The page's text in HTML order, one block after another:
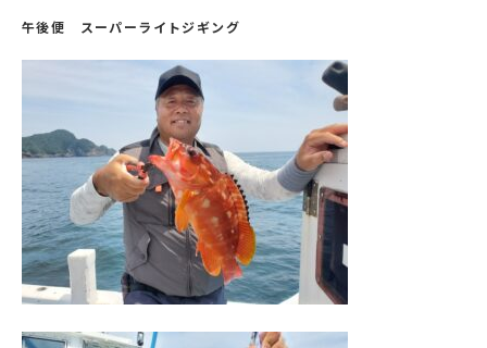
午後便 スーパーライトジギング